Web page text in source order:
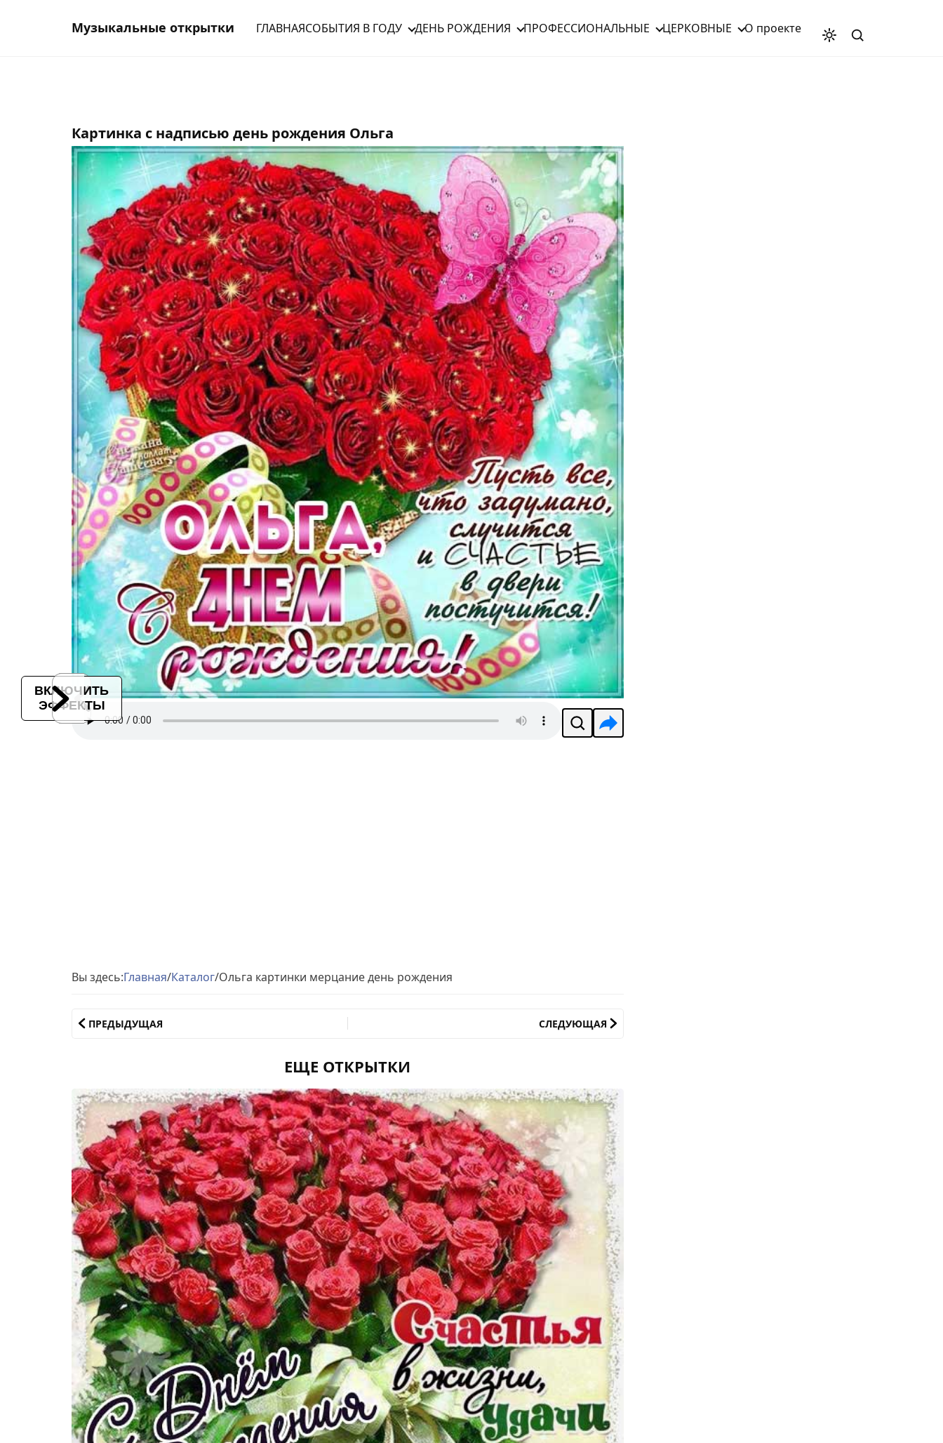
Музыкальные открытки ГЛАВНАЯСОБЫТИЯ В ГОДУ ДЕНЬ РОЖДЕНИЯ ПРОФЕССИОНАЛЬНЫЕ ЦЕРКОВНЫЕ О проекте
Картинка с надписью день рождения Ольга
ВКЛЮЧИТЬ
ЭФФЕКТЫ
Вы здесь:Главная/Каталог/Ольга картинки мерцание день рождения
ПРЕДЫДУЩАЯ СЛЕДУЮЩАЯ
ЕЩЕ ОТКРЫТКИ